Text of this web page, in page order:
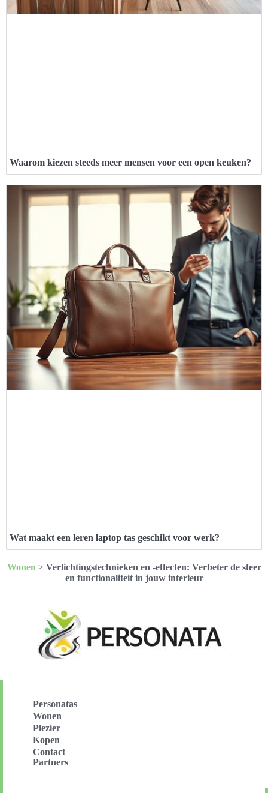
Waarom kiezen steeds meer mensen voor een open keuken?
Wat maakt een leren laptop tas geschikt voor werk?
Wonen > Verlichtingstechnieken en -effecten: Verbeter de sfeer
en functionaliteit in jouw interieur
Personatas
Wonen
Plezier
Kopen
Contact
Partners